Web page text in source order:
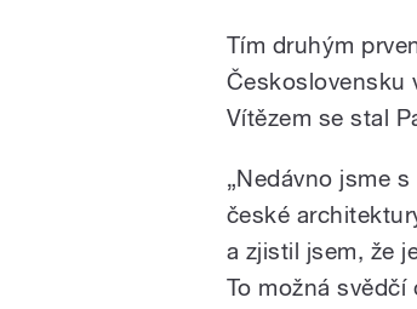
Tím druhým
Československu
Vítězem se stal
„Nedávno jsme
české
a zjistil jsem, že
To možná svědčí